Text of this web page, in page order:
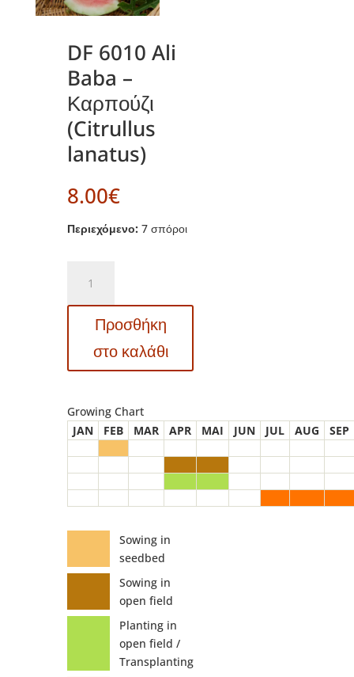
DF 6010 Ali
Baba –
Καρπούζι
(Citrullus
lanatus)
8.00€
Περιεχόμενο: 7 σπόροι
6010
Ali
Καρπούζι
ποσότητα
Προσθήκη
στο καλάθι
Growing Chart
JAN
FEB MAR APR MAI JUN JUL AUG SEP
Sowing in
seedbed
Sowing in
open field
Planting in
open field /
Transplanting